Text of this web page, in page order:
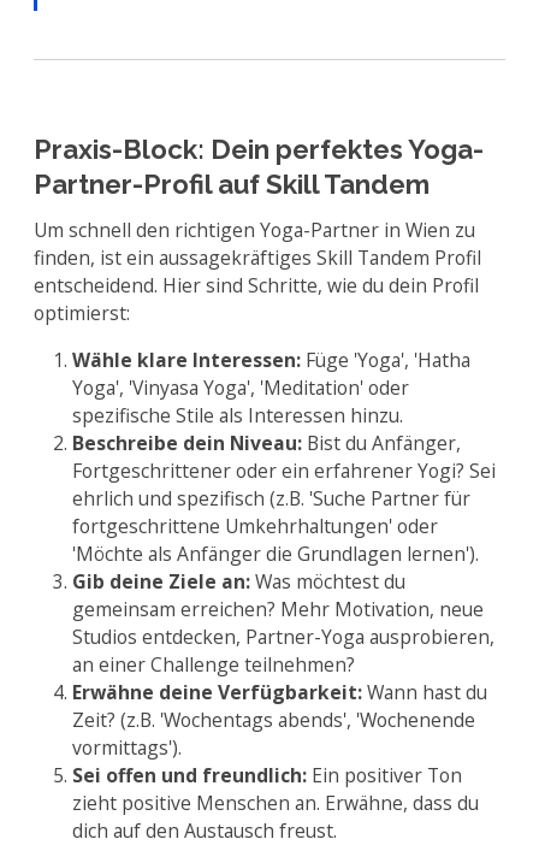
Praxis-Block: Dein perfektes Yoga-
Partner-Profil auf Skill Tandem
Um schnell den richtigen Yoga-Partner in Wien zu
finden, ist ein aussagekräftiges Skill Tandem Profil
entscheidend. Hier sind Schritte, wie du dein Profil
optimierst:
Wähle klare Interessen: Füge 'Yoga', 'Hatha
Yoga', 'Vinyasa Yoga', 'Meditation' oder
spezifische Stile als Interessen hinzu.
Beschreibe dein Niveau: Bist du Anfänger,
Fortgeschrittener oder ein erfahrener Yogi? Sei
ehrlich und spezifisch (z.B. 'Suche Partner für
fortgeschrittene Umkehrhaltungen' oder
'Möchte als Anfänger die Grundlagen lernen').
Gib deine Ziele an:Was möchtest du
gemeinsam erreichen? Mehr Motivation, neue
Studios entdecken, Partner-Yoga ausprobieren,
an einer Challenge teilnehmen?
Erwähne deine Verfügbarkeit:Wann hast du
Zeit? (z.B. 'Wochentags abends', 'Wochenende
vormittags').
Sei offen und freundlich: Ein positiver Ton
zieht positive Menschen an. Erwähne, dass du
dich auf den Austausch freust.